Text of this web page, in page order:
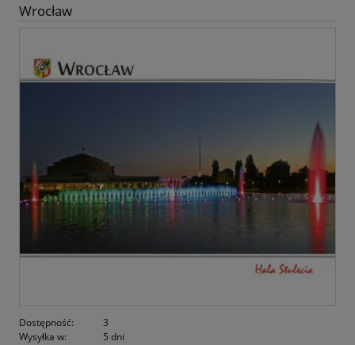
Wrocław
Dostępność:
3
Wysyłka w:
5 dni